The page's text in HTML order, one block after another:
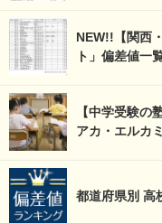
NEW!!【関西
ト」偏差値一
【中学受験の
アカ・エルカ
都道府県別 高